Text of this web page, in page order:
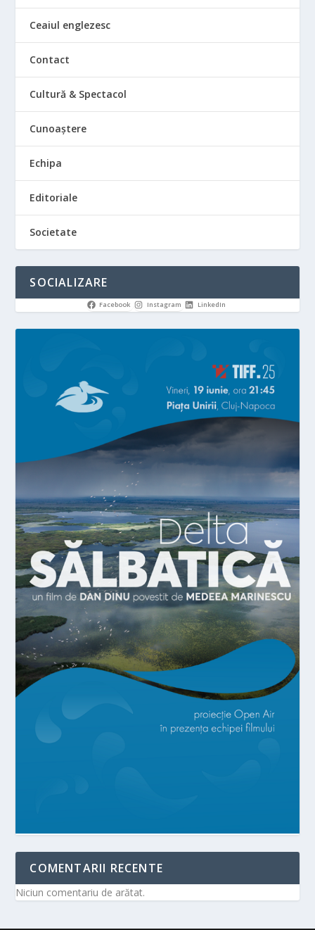
Ceaiul englezesc
Contact
Cultură & Spectacol
Cunoaștere
Echipa
Editoriale
Societate
SOCIALIZARE
Facebook Instagram LinkedIn
COMENTARII RECENTE
Niciun comentariu de arătat.